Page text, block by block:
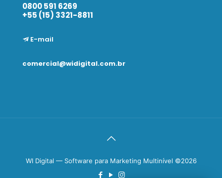
0800 591 6269
+55 (15) 3321-8811
E-mail
comercial@widigital.com.br
WI Digital — Software para Marketing Multinível ©2026